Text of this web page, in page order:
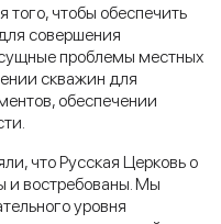
чтобы обеспечить
совершения
проблемы местных
скважин для
обеспечении
что Русская Церковь о
и востребованы. Мы
уровня